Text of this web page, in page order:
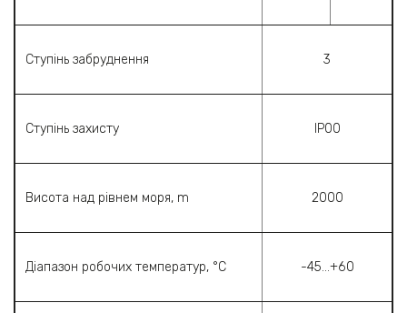
Ступінь забруднення 3
Ступінь захисту ІР00
Висота над рівнем моря, m 2000
Діапазон робочих температур, °C -45…+60